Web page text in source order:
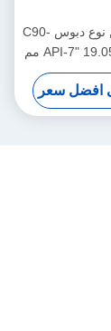
مثبت غلاف من نوع دبوس C90-
d PE قياسي API-7" 19.05 مم
الغلاف في
والغازسعر